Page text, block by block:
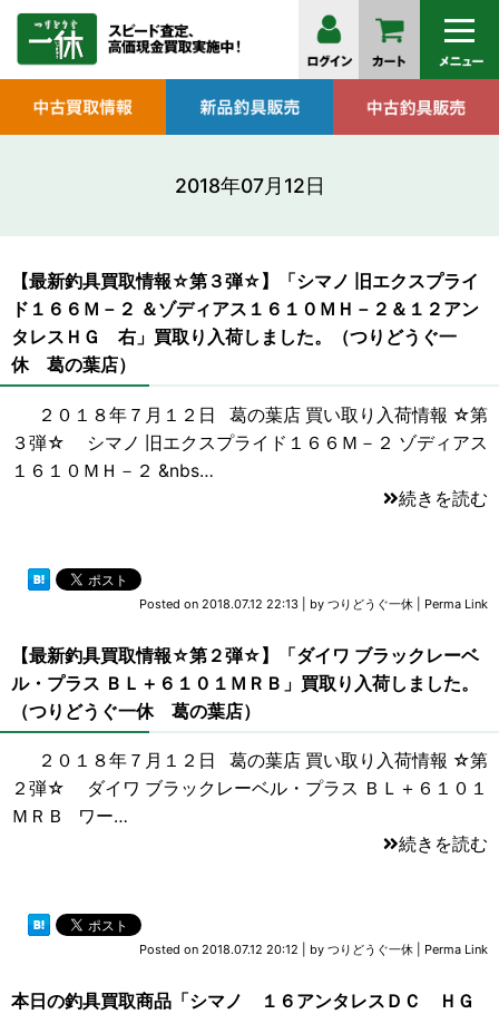
2018年07月12日
【最新釣具買取情報☆第３弾☆】「シマノ 旧エクスプライ
ド１６６Ｍ－２ ＆ゾディアス１６１０ＭＨ－２＆１２アン
タレスＨＧ 右」買取り入荷しました。（つりどうぐ一
休 葛の葉店）
２０１８年７月１２日 葛の葉店 買い取り入荷情報 ☆第
３弾☆ シマノ 旧エクスプライド１６６Ｍ－２ ゾディアス
１６１０ＭＨ－２ &nbs…
続きを読む
Posted on 2018.07.12 22:13 by つりどうぐ一休 Perma Link
【最新釣具買取情報☆第２弾☆】「ダイワ ブラックレーベ
ル・プラス ＢＬ＋６１０１ＭＲＢ」買取り入荷しました。
（つりどうぐ一休 葛の葉店）
２０１８年７月１２日 葛の葉店 買い取り入荷情報 ☆第
２弾☆ ダイワ ブラックレーベル・プラス ＢＬ＋６１０１
ＭＲＢ ワー…
続きを読む
Posted on 2018.07.12 20:12 by つりどうぐ一休 Perma Link
本日の釣具買取商品「シマノ １６アンタレスＤＣ ＨＧ